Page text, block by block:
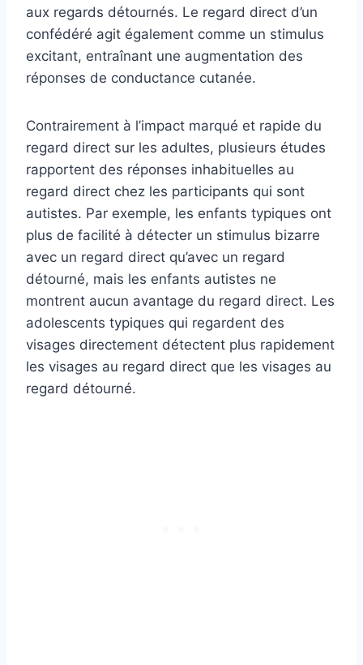
aux regards détournés. Le regard direct d’un
confédéré agit également comme un stimulus
excitant, entraînant une augmentation des
réponses de conductance cutanée.
Contrairement à l’impact marqué et rapide du
regard direct sur les adultes, plusieurs études
rapportent des réponses inhabituelles au
regard direct chez les participants qui sont
autistes. Par exemple, les enfants typiques ont
plus de facilité à détecter un stimulus bizarre
avec un regard direct qu’avec un regard
détourné, mais les enfants autistes ne
montrent aucun avantage du regard direct. Les
adolescents typiques qui regardent des
visages directement détectent plus rapidement
les visages au regard direct que les visages au
regard détourné.